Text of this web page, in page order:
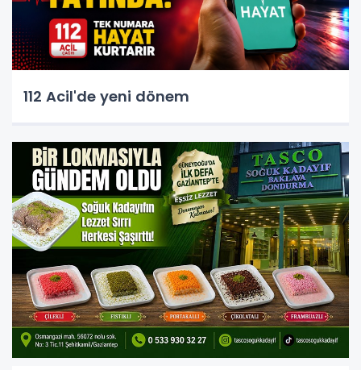
112 Acil'de yeni dönem